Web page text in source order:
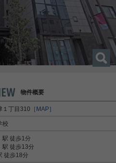
物件概要
１丁目310 ［MAP］
校
駅 徒歩1分
駅 徒歩13分
徒歩18分